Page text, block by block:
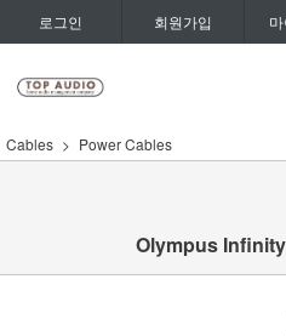
로그인 회원가입
Cables Power Cables
Olympus